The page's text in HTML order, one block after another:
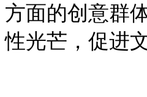
方面的创意群
性光芒，促进